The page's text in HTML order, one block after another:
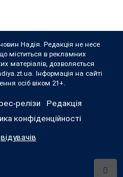
Надія. Редакція не несе
міститься в рекламних
матеріалів, дозволяється
Інформація на сайті
осіб віком 21+.
релізи
Редакція
конфіденційності